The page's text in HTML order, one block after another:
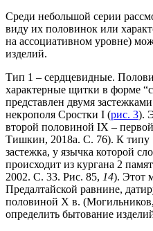
Среди небольшой серии
виду их половинок или
на ассоциативном уровне)
изделий.
Тип 1 – сердцевидные.
характерные щитки в форме
представлен двумя
некрополя Сростки I (рис. 3).
второй половиной IX –
Тишкин, 2018а. С. 76). К типу
застежка, у язычка которой
происходит из кургана 2
2002. С. 33. Рис. 85, 14). Этот
Предалтайской равнине,
половиной X в.
определить бытование